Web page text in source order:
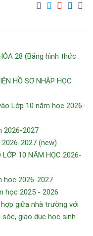
28 (Bằng hình thức
HỒ SƠ NHẬP HỌC
Lớp 10 năm học 2026-
2026-2027
2027 (new)
LỚP 10 NĂM HỌC 2026-
học 2026-2027
học 2025 - 2026
giữa nhà trường với
giáo dục học sinh